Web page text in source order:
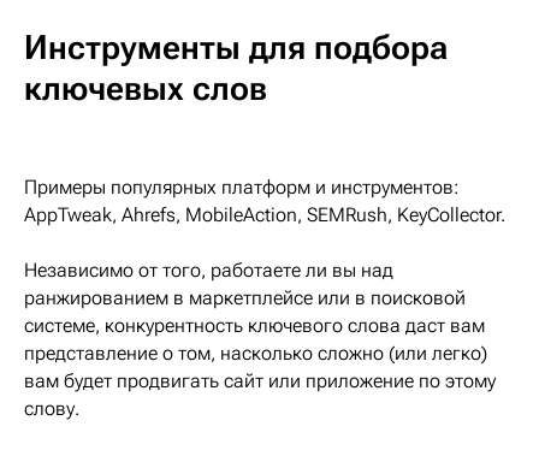
Инструменты для подбора
ключевых слов
Примеры популярных платформ и инструментов:
AppTweak, Ahrefs, MobileAction, SEMRush, KeyCollector.
Независимо от того, работаете ли вы над
ранжированием в маркетплейсе или в поисковой
системе, конкурентность ключевого слова даст вам
представление о том, насколько сложно (или легко)
вам будет продвигать сайт или приложение по этому
слову.